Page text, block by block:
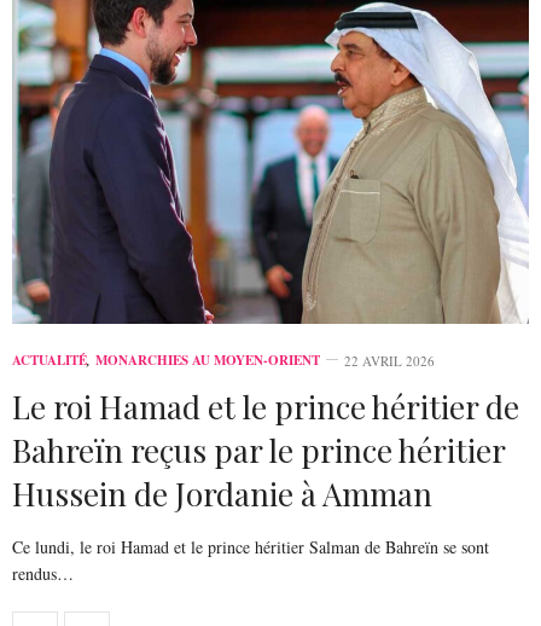
ACTUALITÉ, MONARCHIES AU MOYEN-ORIENT 22 AVRIL 2026
Le roi Hamad et le prince héritier de
Bahreïn reçus par le prince héritier
Hussein de Jordanie à Amman
Ce lundi, le roi Hamad et le prince héritier Salman de Bahreïn se sont
rendus…